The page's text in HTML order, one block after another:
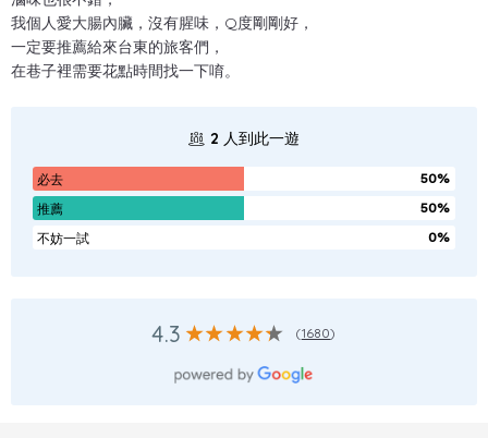
我個人愛大腸內臟，沒有腥味，Q度剛剛好，
一定要推薦給來台東的旅客們，
在巷子裡需要花點時間找一下唷。
2 人到此一遊
必去
50%
推薦
50%
不妨一試
0%
4.3 (1680)